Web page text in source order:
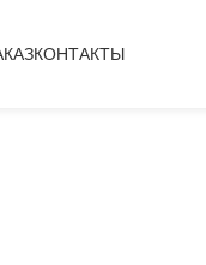
КОНТАКТЫ